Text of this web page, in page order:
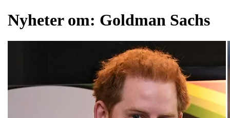
Nyheter om: Goldman Sachs